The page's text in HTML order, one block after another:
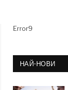
Error9
НАЙ-НОВИ